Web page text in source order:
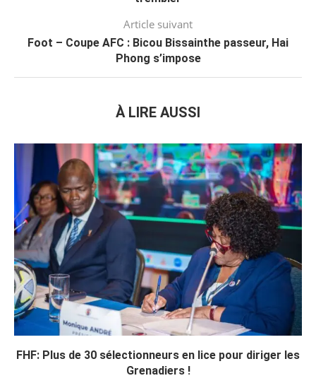
Article suivant
Foot – Coupe AFC : Bicou Bissainthe passeur, Hai
Phong s’impose
À LIRE AUSSI
FHF: Plus de 30 sélectionneurs en lice pour diriger les
Grenadiers !